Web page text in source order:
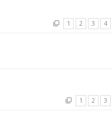
1 2 3 4
1 2 3